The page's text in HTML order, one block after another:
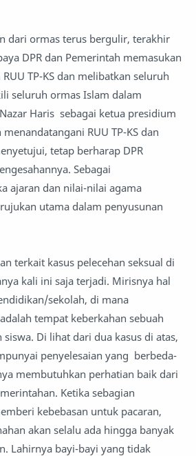
dari ormas terus bergulir, terakhir
DPR dan Pemerintah memasukan
TP-KS dan melibatkan seluruh
seluruh ormas Islam dalam
Haris sebagai ketua presidium
RUU TP-KS dan
tetap berharap DPR
Sebagai
ajaran dan nilai-nilai agama
utama dalam penyusunan
terkait kasus pelecehan seksual di
kali ini saja terjadi. Mirisnya hal
sekolah, di mana
tempat keberkahan sebuah
Di lihat dari dua kasus di atas,
penyelesaian yang berbeda-
membutuhkan perhatian baik dari
Ketika sebagian
kebebasan untuk pacaran,
akan selalu ada hingga banyak
Lahirnya bayi-bayi yang tidak